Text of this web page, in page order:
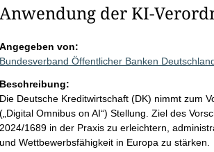
Anwendung der KI-
Angegeben von:
Bundesverband Öffentlicher Banken
Beschreibung:
Die Deutsche Kreditwirtschaft (DK) nimmt zum
(„Digital Omnibus on AI“) Stellung. Ziel des
2024/1689 in der Praxis zu erleichtern,
und Wettbewerbsfähigkeit in Europa zu stärken.